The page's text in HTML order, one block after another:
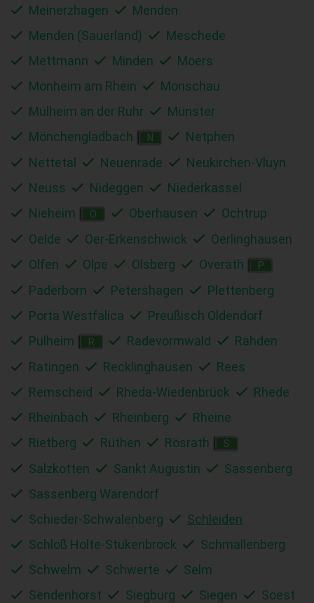
Meinerzhagen
Menden
Menden (Sauerland)
Meschede
Mettmann
Minden
Moers
Monheim am Rhein
Monschau
Mülheim an der Ruhr
Münster
Mönchengladbach
N
Netphen
Nettetal
Neuenrade
Neukirchen-Vluyn
Neuss
Nideggen
Niederkassel
Nieheim
O Oberhausen
Ochtrup
Oelde
Oer-Erkenschwick
Oerlinghausen
Olfen
Olpe Olsberg Overath P
Paderborn Petershagen
Plettenberg
Porta Westfalica
Preußisch Oldendorf
Pulheim
R Radevormwald
Rahden
Ratingen
Recklinghausen
Rees
Remscheid
Rheda-Wiedenbrück
Rhede
Rheinbach
Rheinberg
Rheine
Rietberg
Rüthen Rösrath S
Salzkotten Sankt Augustin
Sassenberg
Sassenberg Warendorf
Schieder-Schwalenberg
Schleiden
Schloß Holte-Stukenbrock
Schmallenberg
Schwelm
Schwerte
Selm
Sendenhorst
Siegburg Siegen
Soest